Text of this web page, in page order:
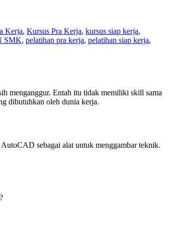
Kerja, Kursus Pra Kerja, kursus siap kerja,
SMK, pelatihan pra kerja, pelatihan siap kerja,
menganggur. Entah itu tidak memiliki skill sama
dibutuhkan oleh dunia kerja.
sebagai alat untuk menggambar teknik.